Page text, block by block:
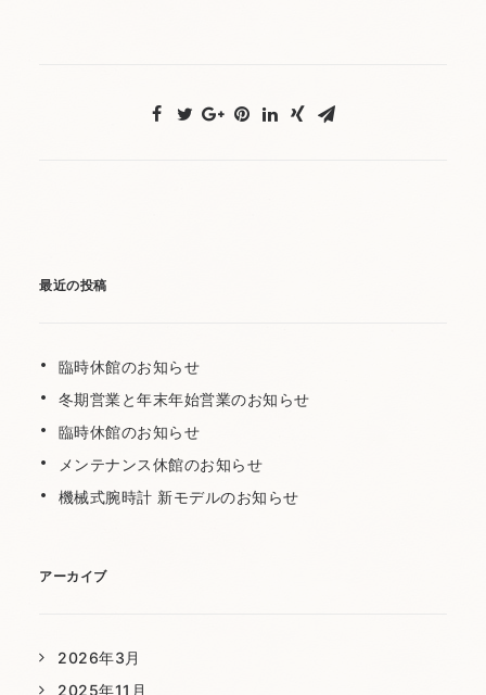
最近の投稿
臨時休館のお知らせ
冬期営業と年末年始営業のお知らせ
臨時休館のお知らせ
メンテナンス休館のお知らせ
機械式腕時計 新モデルのお知らせ
アーカイブ
2026年3月
2025年11月